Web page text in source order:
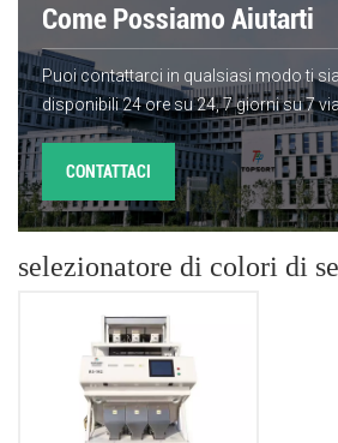
Come Possiamo Aiutarti
Puoi contattarci in qualsiasi modo ti
disponibili 24 ore su 24, 7 giorni su 7
CONTATTACI
selezionatore di colori di